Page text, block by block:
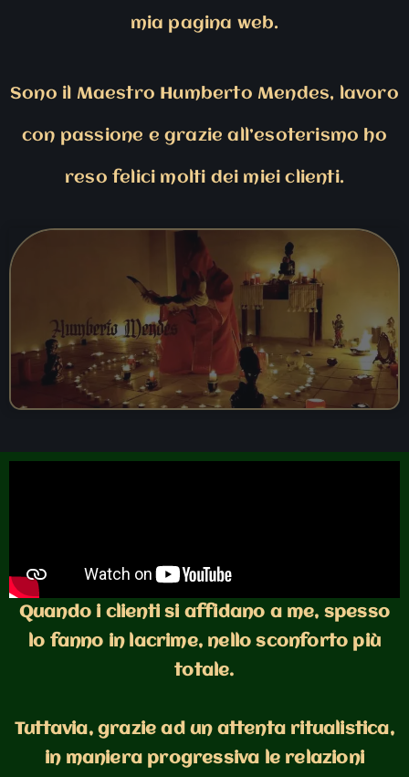
mia pagina web.
Sono il Maestro Humberto Mendes, lavoro
con passione e grazie all’esoterismo ho
reso felici molti dei miei clienti.
Quando i clienti si affidano a me, spesso
lo fanno in lacrime, nello sconforto più
totale.
Tuttavia, grazie ad un attenta ritualistica,
in maniera progressiva le relazioni